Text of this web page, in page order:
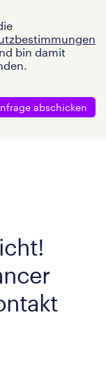
bin damit
abschicken